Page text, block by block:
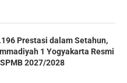
Prestasi dalam Setahun,
1 Yogyakarta Resmi
2027/2028